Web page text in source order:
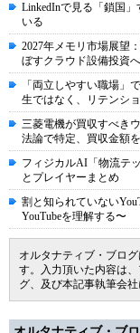
LinkedInで見る「鎖国
いる
2027年メモリ市場展望
ぼすクラウド設備投資
「両立しやすい職場」
生ではなく、リテンシ
三菱電機が買収すべき
法論で特定、買収金額
フィジカルAI「物流テ
とプレイヤーまとめ
割と知られていない
YouTubeを理解する〜
オルタナティブ・ブロ
す。入力頂いた内容は
グ、及び本記事執筆会社